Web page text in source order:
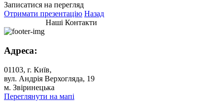
Записатися на перегляд
Отримати презентацію Назад
Наші Контакти
Адреса:
01103, г. Київ,
вул. Андрія Верхогляда, 19
м. Звіринецька
Переглянути на мапі